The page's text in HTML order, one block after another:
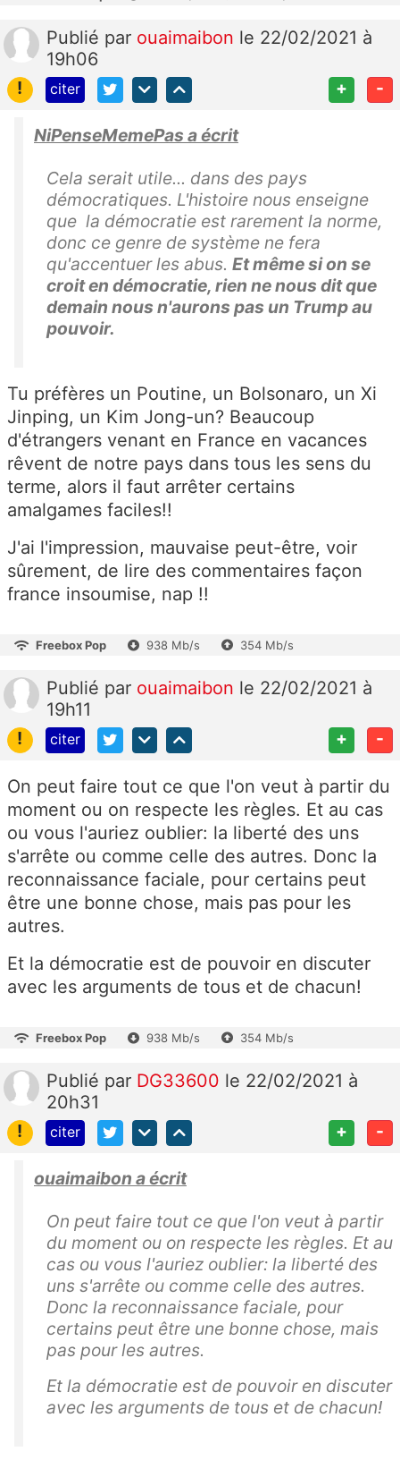
Publié par ouaimaibon le 22/02/2021 à
19h06
!
citer + -
NiPenseMemePas a écrit
Cela serait utile... dans des pays
démocratiques. L'histoire nous enseigne
que la démocratie est rarement la norme,
donc ce genre de système ne fera
qu'accentuer les abus. Et même si on se
croit en démocratie, rien ne nous dit que
demain nous n'aurons pas un Trump au
pouvoir.
Tu préfères un Poutine, un Bolsonaro, un Xi
Jinping, un Kim Jong-un? Beaucoup
d'étrangers venant en France en vacances
rêvent de notre pays dans tous les sens du
terme, alors il faut arrêter certains
amalgames faciles!!
J'ai l'impression, mauvaise peut-être, voir
sûrement, de lire des commentaires façon
france insoumise, nap !!
Freebox Pop 938 Mb/s 354 Mb/s
Publié par ouaimaibon le 22/02/2021 à
19h11
!
citer + -
On peut faire tout ce que l'on veut à partir du
moment ou on respecte les règles. Et au cas
ou vous l'auriez oublier: la liberté des uns
s'arrête ou comme celle des autres. Donc la
reconnaissance faciale, pour certains peut
être une bonne chose, mais pas pour les
autres.
Et la démocratie est de pouvoir en discuter
avec les arguments de tous et de chacun!
Freebox Pop 938 Mb/s 354 Mb/s
Publié par DG33600 le 22/02/2021 à
20h31
!
citer + -
ouaimaibon a écrit
On peut faire tout ce que l'on veut à partir
du moment ou on respecte les règles. Et au
cas ou vous l'auriez oublier: la liberté des
uns s'arrête ou comme celle des autres.
Donc la reconnaissance faciale, pour
certains peut être une bonne chose, mais
pas pour les autres.
Et la démocratie est de pouvoir en discuter
avec les arguments de tous et de chacun!